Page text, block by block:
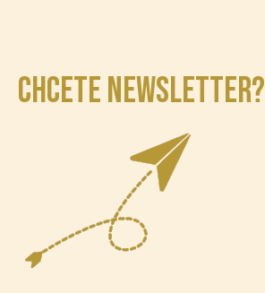
CHCETE NEWSLETTER?